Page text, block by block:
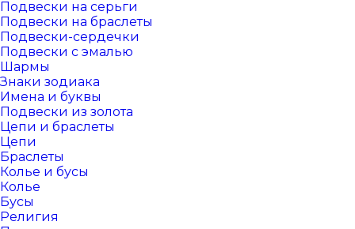
Подвески на серьги
Подвески на браслеты
Подвески-сердечки
Подвески с эмалью
Шармы
Знаки зодиака
Имена и буквы
Подвески из золота
Цепи и браслеты
Цепи
Браслеты
Колье и бусы
Колье
Бусы
Религия